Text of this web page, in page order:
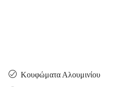
Κουφώματα Αλουμινίου